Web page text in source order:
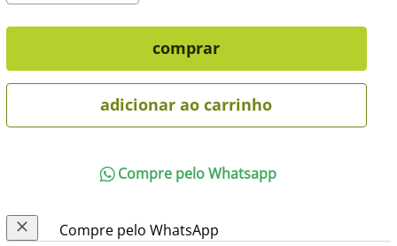
comprar
adicionar ao carrinho
Compre pelo Whatsapp
Compre pelo WhatsApp